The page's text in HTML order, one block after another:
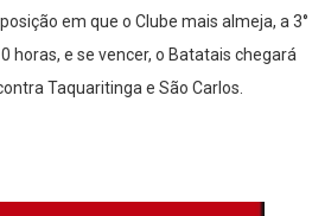
em que o Clube mais almeja, a 3°
horas, e se vencer, o Batatais chegará
Taquaritinga e São Carlos.